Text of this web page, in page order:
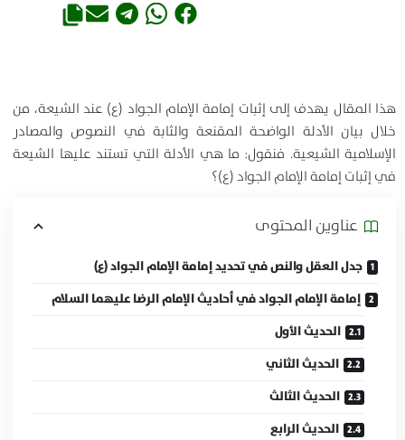
هذا المقال يهدف إلى إثبات إمامة الإمام الجواد (ع) عند الشيعة، من
خلال بيان الأدلة الواضحة المقنعة والثابة في النصوص والمصادر
الإسلامية الشيعية. فنقول: ما هي الأدلة التي تستند عليها الشيعة
في إثبات إمامة الإمام الجواد (ع)؟
عناوين المحتوی
جدل العقل والنص في تحديد إمامة الإمام الجواد (ع)
إمامة الإمام الجواد في أحاديث الإمام الرضا عليهما السلام
الحديث الأول
الحديث الثاني
الحديث الثالث
الحديث الرابع